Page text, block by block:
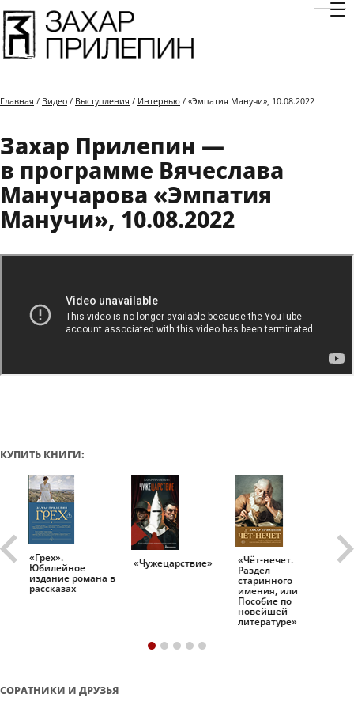
Главная / Видео / Выступления / Интервью / «Эмпатия Манучи», 10.08.2022
Захар Прилепин —
в программе Вячеслава
Манучарова «Эмпатия
Манучи», 10.08.2022
КУПИТЬ КНИГИ:
«Грех».
Юбилейное
издание романа в
рассказах
«Чужецарствие» «Чёт-нечет.
Раздел
старинного
имения, или
Пособие по
новейшей
литературе»
СОРАТНИКИ И ДРУЗЬЯ